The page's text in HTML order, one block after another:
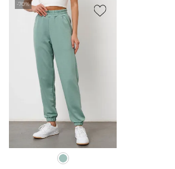
-70%
" class="js-prevent-